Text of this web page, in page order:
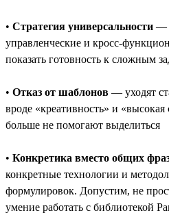
• Стратегия универсальности —
управленческие и кросс-
показать готовность к сложным
• Отказ от шаблонов — уходят
вроде «креативность» и «высокая
больше не помогают выделиться
• Конкретика вместо общих
конкретные технологии и
формулировок. Допустим, не
умение работать с библиотекой